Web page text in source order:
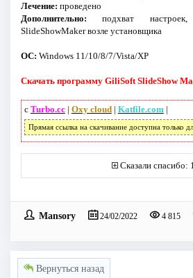
Лечение: проведено
Дополнительно: подхват
SlideShowMaker возле установщика
ОС: Windows 11/10/8/7/Vista/XP
Скачать программу GiliSoft SlideShow
с Turbo.cc| Oxy cloud| Katfile.com|
Прямая ссылка на скачивание доступна только
Сказали спасибо:
Mansory 24/02/2022 4 815
Вернуться назад